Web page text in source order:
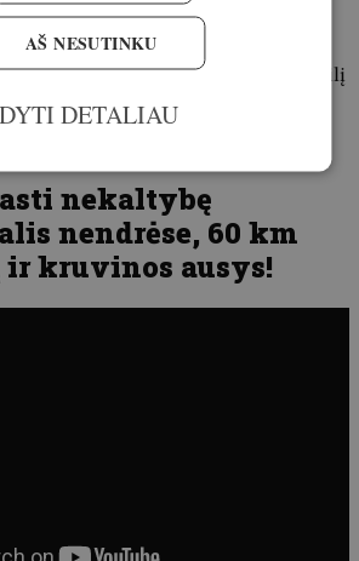
dar tik laukia, tačiau jo
geležtės plienas rodo, kad senąjį peilį
darbams, o dorojant naudoti
gaminį.“
nekaltybę
nendrėse, 60 km
ir kruvinos ausys!
AŠ NESUTINKU
DETALIAU